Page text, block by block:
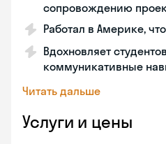
сопровождению
Работал в Америке,
Вдохновляет
коммуникативные
Читать дальше
Услуги и цены